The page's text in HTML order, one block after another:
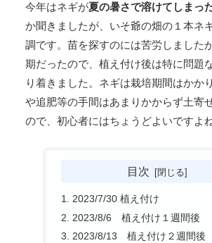
今年はネギが夏の暑さで溶けてしまっ
か聞きましたが、いそ爺の畑の１本ネ
調です。苗を探すのには苦労しました
期だったので、植え付け後は特に問題
り着きました。ネギは栽培期間はかか
や追肥等の手間はあまりかからず土寄
ので、初心者にはちょうどよいですよね
目次
2023/7/30 植え付け
2023/8/6 植え付け１週間後
2023/8/13 植え付け２週間後